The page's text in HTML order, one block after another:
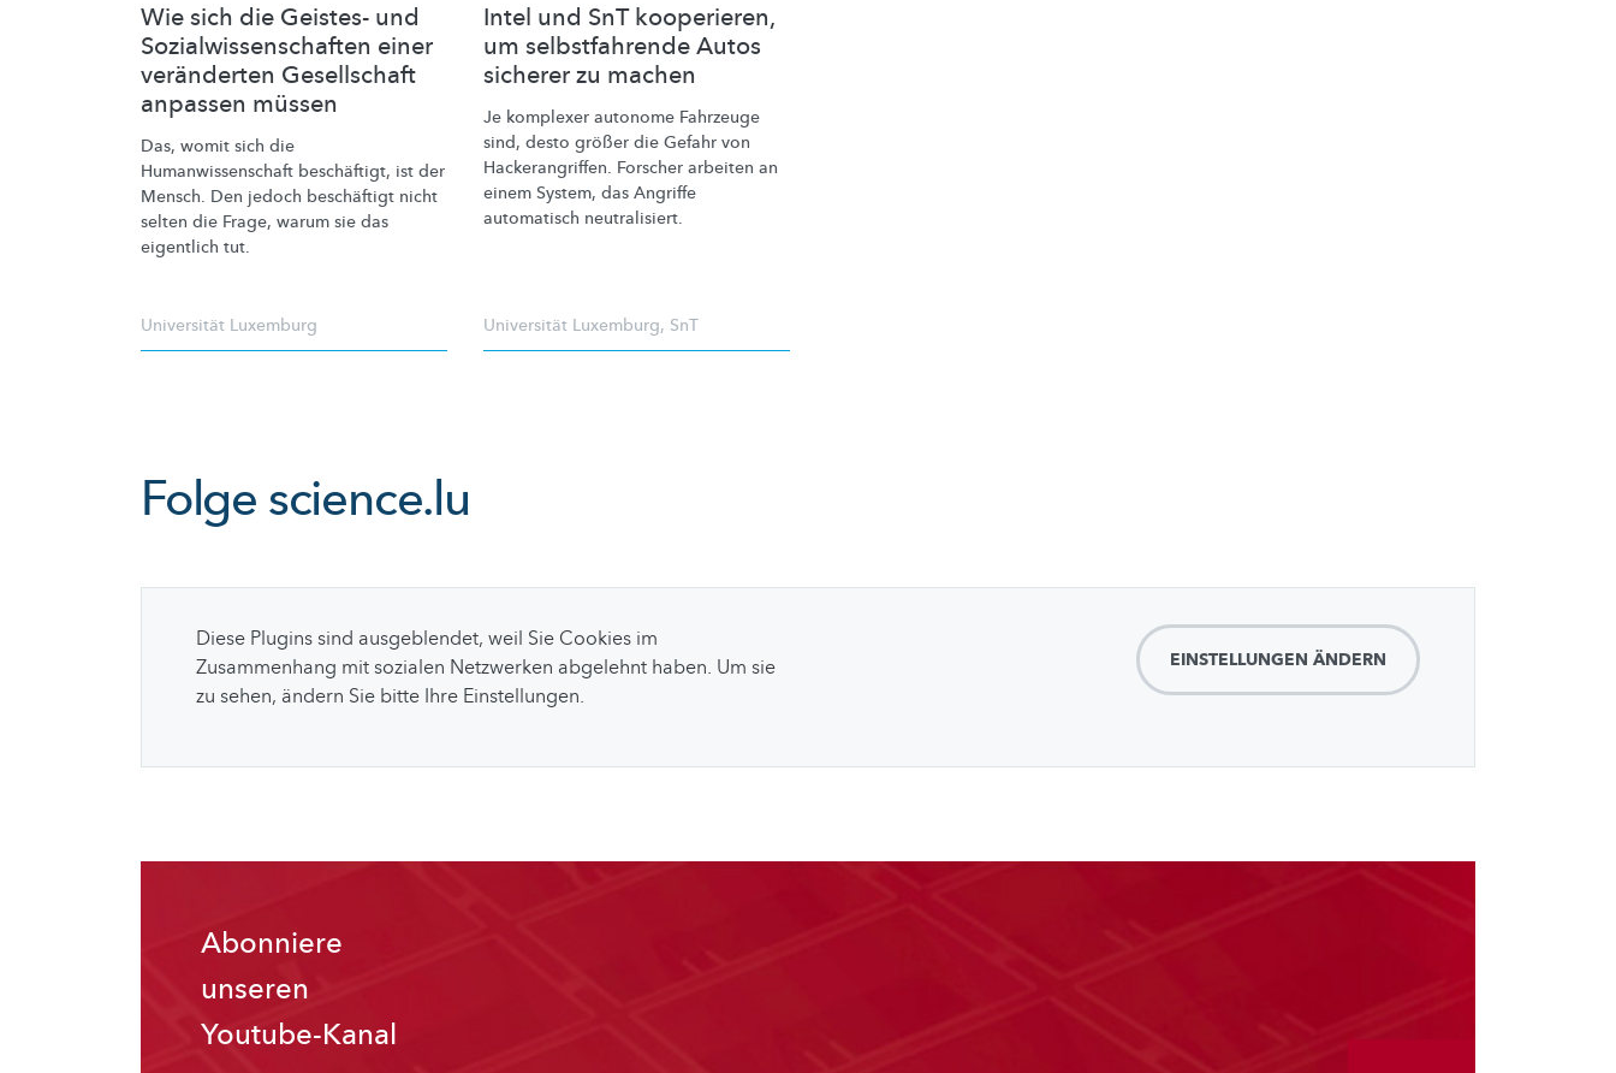
Wie sich die Geistes- und
Sozialwissenschaften einer
veränderten Gesellschaft
anpassen müssen
Das, womit sich die
Humanwissenschaft beschäftigt, ist der
Mensch. Den jedoch beschäftigt nicht
selten die Frage, warum sie das
eigentlich tut.
Universität Luxemburg
Intel und SnT kooperieren,
um selbstfahrende Autos
sicherer zu machen
Je komplexer autonome Fahrzeuge
sind, desto größer die Gefahr von
Hackerangriffen. Forscher arbeiten an
einem System, das Angriffe
automatisch neutralisiert.
Universität Luxemburg, SnT
Folge science.lu
Diese Plugins sind ausgeblendet, weil Sie Cookies im
Zusammenhang mit sozialen Netzwerken abgelehnt haben. Um sie
zu sehen, ändern Sie bitte Ihre Einstellungen.
EINSTELLUNGEN ÄNDERN
Abonniere
unseren
Youtube-Kanal